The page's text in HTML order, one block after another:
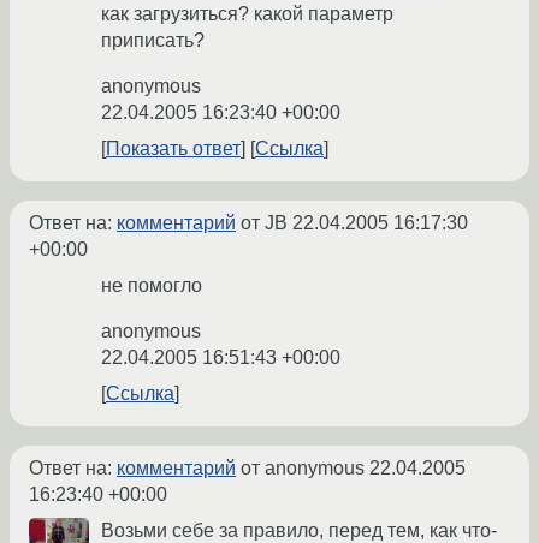
как загрузиться? какой параметр
приписать?
anonymous
22.04.2005 16:23:40 +00:00
Показать ответ
Ссылка
Ответ на: комментарий от JB 22.04.2005 16:17:30
+00:00
не помогло
anonymous
22.04.2005 16:51:43 +00:00
Ссылка
Ответ на: комментарий от anonymous 22.04.2005
16:23:40 +00:00
Возьми себе за правило, перед тем, как что-